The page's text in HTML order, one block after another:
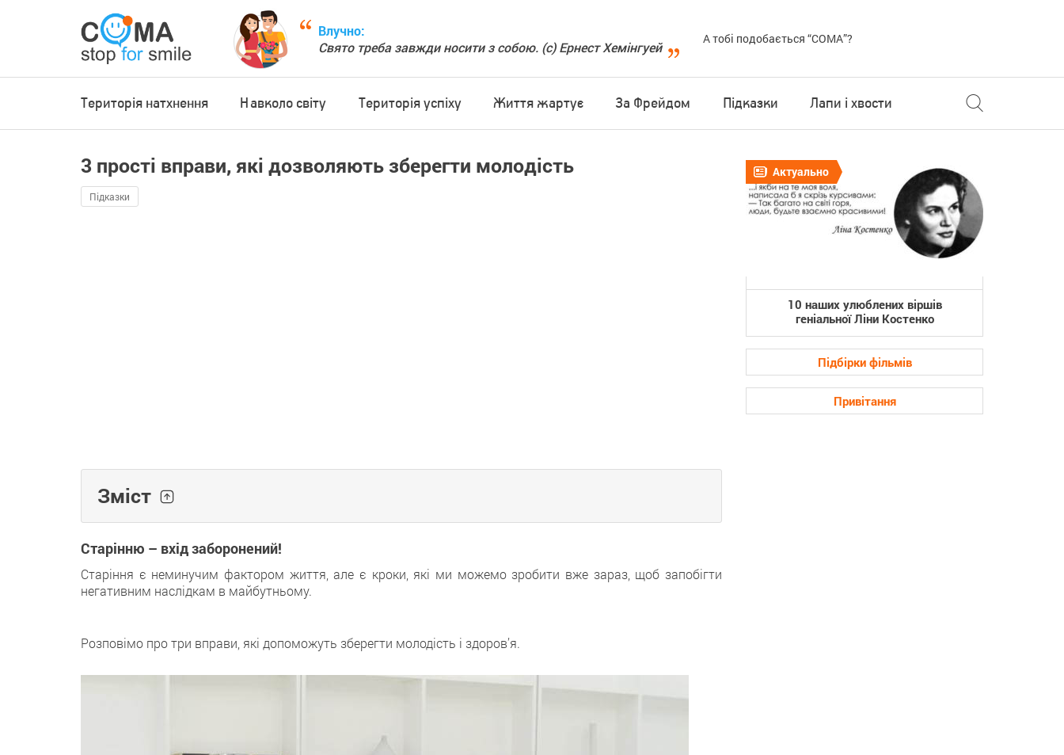
Влучно:
Свято треба завжди носити з собою. (с) Ернест Хемінгуей
А тобі подобається “COMA”?
Територія натхнення Навколо світу Територія успіху Життя жартує За Фрейдом Підказки Лапи і хвости
3 прості вправи, які дозволяють зберегти молодість
Підказки
Зміст
Старінню – вхід заборонений!
Старіння є неминучим фактором життя, але є кроки, які ми можемо зробити вже зараз, щоб запобігти
негативним наслідкам в майбутньому.
Розповімо про три вправи, які допоможуть зберегти молодість і здоров’я.
Актуально
10 наших улюблених віршів
геніальної Ліни Костенко
Підбірки фільмів
Привітання